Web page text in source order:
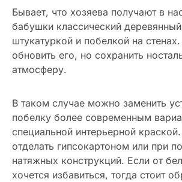
Бывает, что хозяева получают в
бабушки классический
штукатуркой и побелкой на
обновить его, но сохранить
атмосферу.
В таком случае можно заменить
побелку более современным
специальной интерьерной
отделать гипсокартоном или при
натяжных конструкций. Если от
хочется избавиться, тогда стоит